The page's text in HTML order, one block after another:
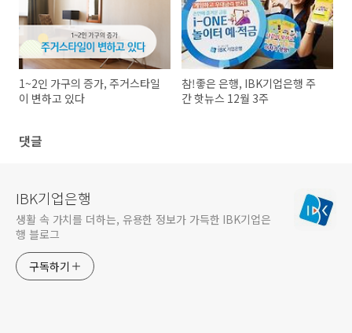
1~2인 가구의 증가, 주거스타일
이 변하고 있다
참!좋은 은행, IBK기업은행 주
간 핫뉴스 12월 3주
댓글
IBK기업은행
생활 속 가치를 더하는, 유용한 정보가 가득한 IBK기업은
행 블로그
구독하기